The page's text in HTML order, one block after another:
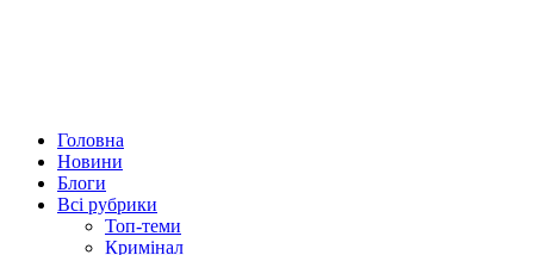
Головна
Новини
Блоги
Всі рубрики
Топ-теми
Кримінал